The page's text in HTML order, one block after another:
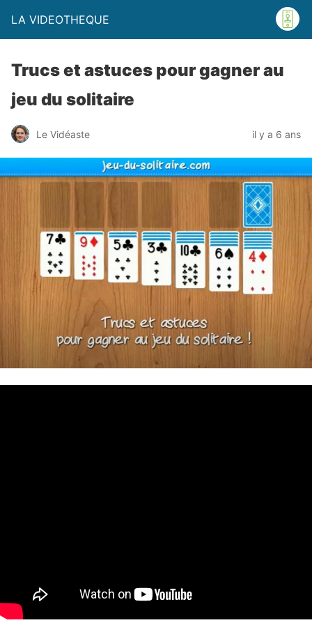
LA VIDEOTHEQUE
Trucs et astuces pour gagner au
jeu du solitaire
Le Vidéaste il y a 6 ans